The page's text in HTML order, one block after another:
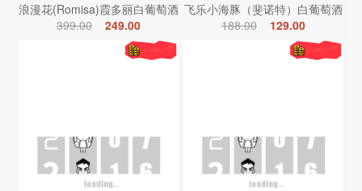
浪漫花(Romisa)霞多丽白葡萄酒
399.00
249.00
飞乐小海豚（斐诺特）白葡萄酒
188.00
129.00